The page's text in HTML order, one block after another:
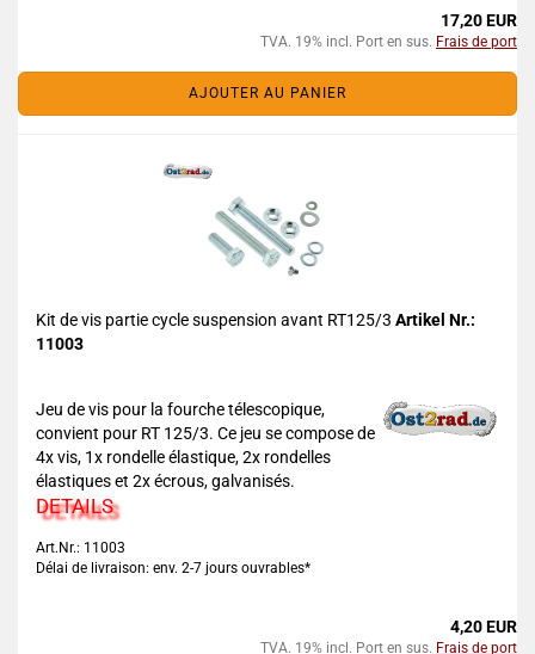
17,20 EUR
TVA. 19% incl. Port en sus. Frais de port
AJOUTER AU PANIER
Kit de vis partie cycle suspension avant RT125/3 Artikel Nr.:
11003
Jeu de vis pour la fourche télescopique,
convient pour RT 125/3. Ce jeu se compose de
4x vis, 1x rondelle élastique, 2x rondelles
élastiques et 2x écrous, galvanisés.
DETAILS
Art.Nr.: 11003
Délai de livraison: env. 2-7 jours ouvrables*
4,20 EUR
TVA. 19% incl. Port en sus. Frais de port